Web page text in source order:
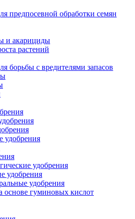
предпосевной обработки семян
и акарициды
растений
борьбы с вредителями запасов
удобрения
удобрения
удобрения
удобрения
основе гуминовых кислот